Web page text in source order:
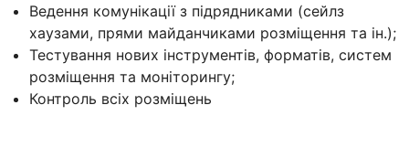
Ведення комунікації з підрядниками (сейлз
хаузами, прями майданчиками розміщення та ін.);
Тестування нових інструментів, форматів, систем
розміщення та моніторингу;
Контроль всіх розміщень